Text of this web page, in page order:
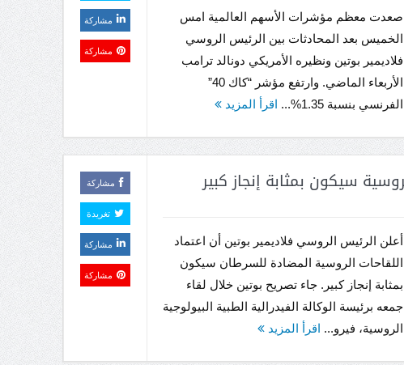
صعدت معظم مؤشرات الأسهم العالمية امس
الخميس بعد المحادثات بين الرئيس الروسي
فلاديمير بوتين ونظيره الأمريكي دونالد ترامب
الأربعاء الماضي. وارتفع مؤشر “كاك 40”
الفرنسي بنسبة 1.35%...
اقرأ المزيد
مشاركة
مشاركة
سيكون بمثابة إنجاز كبير
أعلن الرئيس الروسي فلاديمير بوتين أن اعتماد
اللقاحات الروسية المضادة للسرطان سيكون
بمثابة إنجاز كبير. جاء تصريح بوتين خلال لقاء
جمعه برئيسة الوكالة الفيدرالية الطبية البيولوجية
الروسية، فيرو... اقرأ المزيد
مشاركة
تغريدة
مشاركة
مشاركة